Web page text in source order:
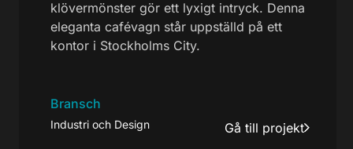
klövermönster gör ett lyxigt intryck. Denna
eleganta cafévagn står uppställd på ett
kontor i Stockholms City.
Bransch
Industri och Design Gå till projekt